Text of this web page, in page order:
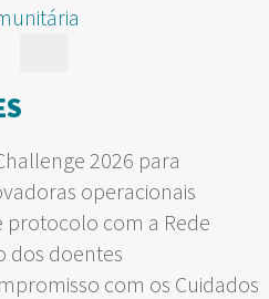
2026 para
operacionais
protocolo com a Rede
dos doentes
com os Cuidados